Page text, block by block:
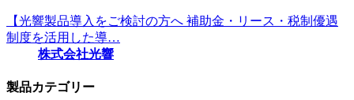
【光響製品導入をご検討の方へ 補助金・リース・税制優遇
制度を活用した導…
株式会社光響
製品カテゴリー